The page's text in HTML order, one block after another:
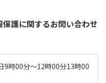
護に関するお問い合わせ
9時00分～12時00分13時00